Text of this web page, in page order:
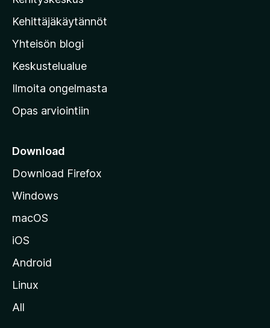
l
a
n
v
r
k
s
i
s
t
l
Kehittäjäkäytännöt
Yhteisön blogi
Keskustelualue
Ilmoita ongelmasta
Opas arviointiin
Download
Download Firefox
Windows
macOS
iOS
Android
Linux
All